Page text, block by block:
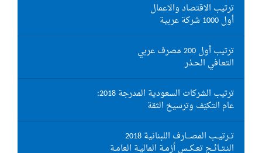
ترتيب الاقتصاد والاعمال
أول 1000 شركة عربية
ترتيب أول 200 مصرف عربي
التعـافي الحـذر
ترتيب الشركات السعودية المدرجة 2018:
عام التكيّف وترسيخ الثقة
تــرتيــب المصـــارف اللبنانية 2018
النـتــائــج تعـكــس أزمـة الماليـة العامـة